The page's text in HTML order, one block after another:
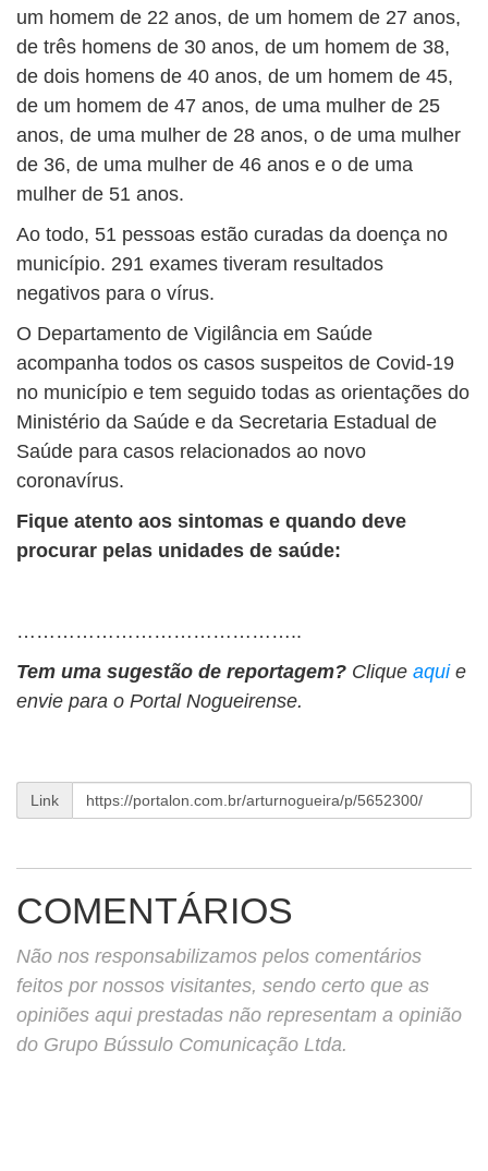
um homem de 22 anos, de um homem de 27 anos,
de três homens de 30 anos, de um homem de 38,
de dois homens de 40 anos, de um homem de 45,
de um homem de 47 anos, de uma mulher de 25
anos, de uma mulher de 28 anos, o de uma mulher
de 36, de uma mulher de 46 anos e o de uma
mulher de 51 anos.
Ao todo, 51 pessoas estão curadas da doença no
município. 291 exames tiveram resultados
negativos para o vírus.
O Departamento de Vigilância em Saúde
acompanha todos os casos suspeitos de Covid-19
no município e tem seguido todas as orientações do
Ministério da Saúde e da Secretaria Estadual de
Saúde para casos relacionados ao novo
coronavírus.
Fique atento aos sintomas e quando deve
procurar pelas unidades de saúde:
……………………………………..
Tem uma sugestão de reportagem? Clique aqui e
envie para o Portal Nogueirense.
Link
COMENTÁRIOS
Não nos responsabilizamos pelos comentários
feitos por nossos visitantes, sendo certo que as
opiniões aqui prestadas não representam a opinião
do Grupo Bússulo Comunicação Ltda.